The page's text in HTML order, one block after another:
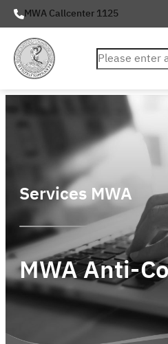
MWA Callcenter 1125
ค้นหา
Services MWA
MWA Anti-